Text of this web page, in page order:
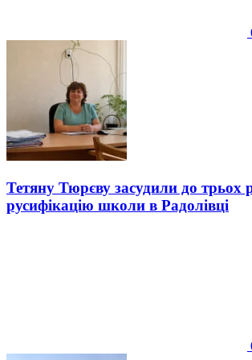
Тетяну Тюрєву засудили до трьох
русифікацію школи в Радолівці